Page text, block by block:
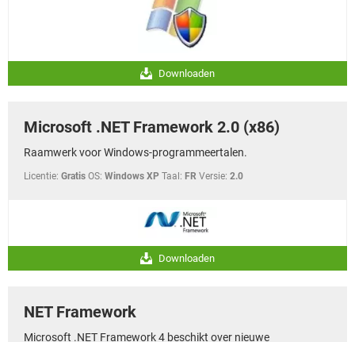
Downloaden
Microsoft .NET Framework 2.0 (x86)
Raamwerk voor Windows-programmeertalen.
Licentie: Gratis OS: Windows XP Taal: FR Versie: 2.0
Downloaden
NET Framework
Microsoft .NET Framework 4 beschikt over nieuwe